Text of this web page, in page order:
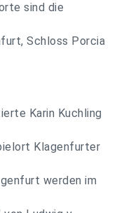
sind die
Schloss Porcia
Karin Kuchling
Klagenfurter
werden im